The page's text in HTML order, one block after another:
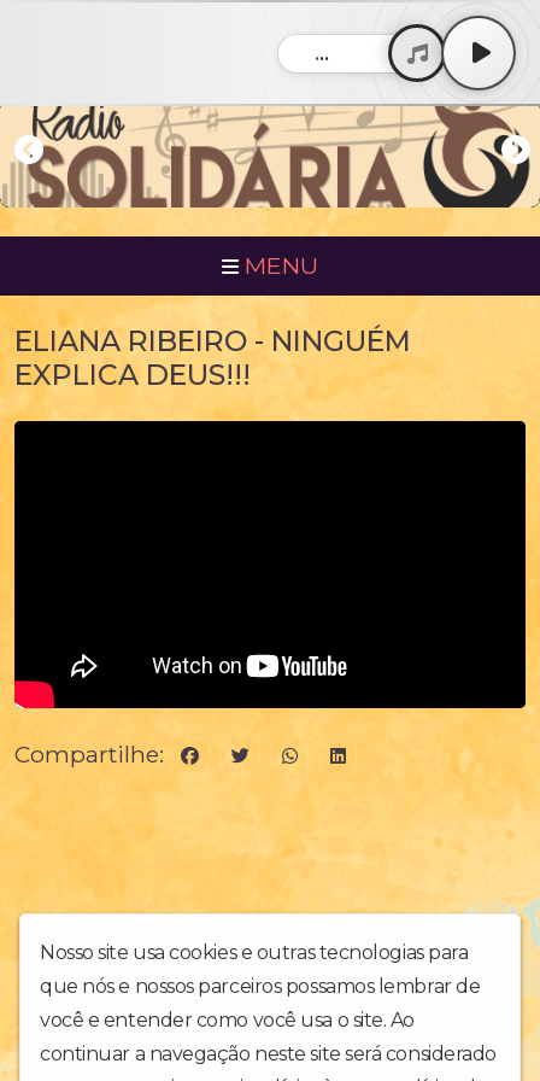
...
MENU
ELIANA RIBEIRO - NINGUÉM
EXPLICA DEUS!!!
Compartilhe:
Nosso site usa cookies e outras tecnologias para
que nós e nossos parceiros possamos lembrar de
você e entender como você usa o site. Ao
continuar a navegação neste site será considerado